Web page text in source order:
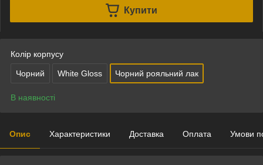
Купити
Колір корпусу
Чорний White Gloss Чорний рояльний лак
В наявності
Опис Характеристики Доставка Оплата Умови